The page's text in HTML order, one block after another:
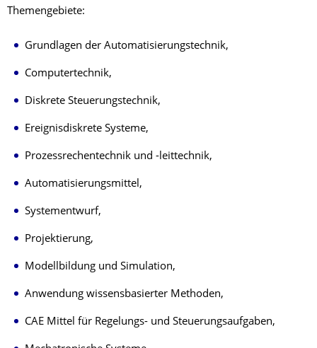
Themengebiete:
Grundlagen der Automatisierungstechnik,
Computertechnik,
Diskrete Steuerungstechnik,
Ereignisdiskrete Systeme,
Prozessrechentechnik und -leittechnik,
Automatisierungsmittel,
Systementwurf,
Projektierung,
Modellbildung und Simulation,
Anwendung wissensbasierter Methoden,
CAE Mittel für Regelungs- und Steuerungsaufgaben,